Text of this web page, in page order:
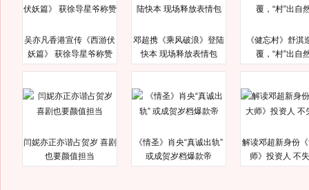
吴亦凡香港宣传《西游伏
妖篇》 获徐导星爷称赞
邓超携《乘风破浪》登陆
快本 现场释放表情包
《健忘村》舒淇
覆，“村”出自
闫妮亦正亦谐占贺岁 喜剧
也要颜值担当
《情圣》肖央“真诚出轨”
或成贺岁档爆款帝
解读邓超新身份
师》投资人 不